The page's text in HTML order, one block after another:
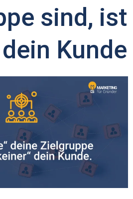
sind, ist
dein Kunde